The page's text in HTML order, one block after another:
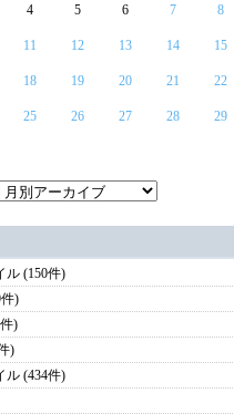
4 5 6 7 8
11 12 13 14 15
18 19 20 21 22
25 26 27 28 29
ル (150件)
)
)
)
ル (434件)